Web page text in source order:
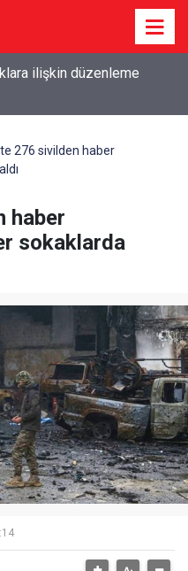
ilişkin düzenleme
276 sivilden haber
haber
sokaklarda